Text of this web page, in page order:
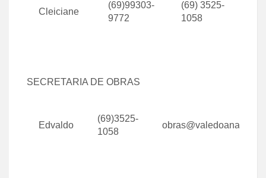
Cleiciane
(69)99303-
9772
(69) 3525-
1058
SECRETARIA DE OBRAS
Edvaldo
(69)3525-
1058